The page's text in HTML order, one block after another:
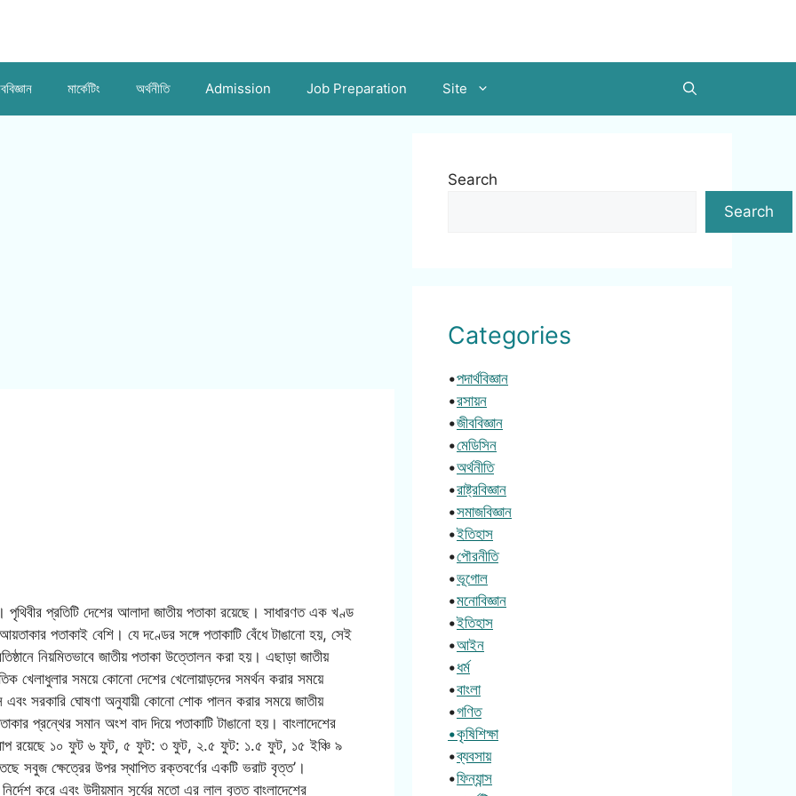
মার্কেটিং অর্থনীতি Admission Job Preparation Site
প্রতিটি দেশের আলাদা জাতীয় পতাকা রয়েছে। সাধারণত এক খণ্ড
পতাকাই বেশি। যে দণ্ডের সঙ্গে পতাকাটি বেঁধে টাঙানো হয়, সেই
নিয়মিতভাবে জাতীয় পতাকা উত্তোলন করা হয়। এছাড়া জাতীয়
খেলাধুলার সময়ে কোনো দেশের খেলোয়াড়দের সমর্থন করার সময়ে
এবং সরকারি ঘোষণা অনুযায়ী কোনো শোক পালন করার সময়ে জাতীয়
প্রন্থের সমান অংশ বাদ দিয়ে পতাকাটি টাঙানো হয়। বাংলাদেশের
রয়েছে ১০ ফুট ৬ ফুট, ৫ ফুট: ৩ ফুট, ২.৫ ফুট: ১.৫ ফুট, ১৫ ইঞ্চি ৯
সবুজ ক্ষেত্রের উপর স্থাপিত রক্তবর্ণের একটি ভরাট বৃত্ত’।
করে এবং উদীয়মান সূর্যের মতো এর লাল বৃত্ত বাংলাদেশের
Search
Search
Categories
•পদার্থবিজ্ঞান
•রসায়ন
•জীববিজ্ঞান
•মেডিসিন
•অর্থনীতি
•রাষ্ট্রবিজ্ঞান
•সমাজবিজ্ঞান
•ইতিহাস
•পৌরনীতি
•ভূগোল
•মনোবিজ্ঞান
•ইতিহাস
•আইন
•ধর্ম
•বাংলা
•গণিত
•কৃষিশিক্ষা
•ব্যবসায়
•ফিন্যান্স